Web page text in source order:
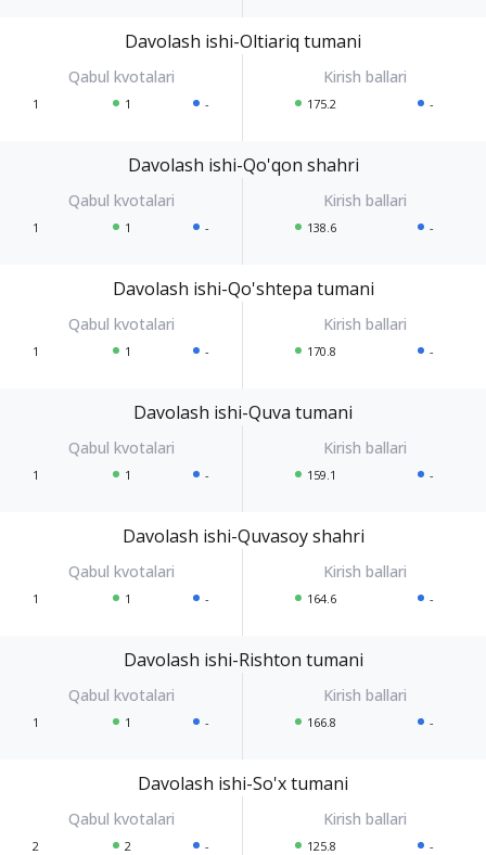
Davolash ishi-Oltiariq tumani
1 1 - 175.2 -
Davolash ishi-Qo'qon shahri
1 1 - 138.6 -
Davolash ishi-Qo'shtepa tumani
1 1 - 170.8 -
Davolash ishi-Quva tumani
1 1 - 159.1 -
Davolash ishi-Quvasoy shahri
1 1 - 164.6 -
Davolash ishi-Rishton tumani
1 1 - 166.8 -
Davolash ishi-So'x tumani
2 2 - 125.8 -